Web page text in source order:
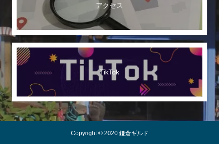
アクセス
TikTok
Copyright © 2020 鎌倉ギルド